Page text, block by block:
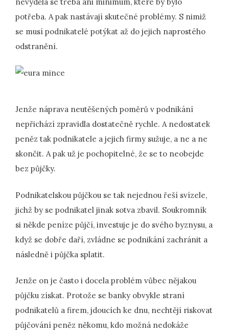
potřeba. A pak nastávají skutečné problémy. S nimiž
se musí podnikatelé potýkat až do jejich naprostého
odstranění.
Jenže náprava neutěšených poměrů v podnikání
nepřichází zpravidla dostatečně rychle. A nedostatek
peněz tak podnikatele a jejich firmy sužuje, a ne a ne
skončit. A pak už je pochopitelné, že se to neobejde
bez půjčky.
Podnikatelskou půjčkou se tak nejednou řeší svízele,
jichž by se podnikatel jinak sotva zbavil. Soukromník
si někde peníze půjčí, investuje je do svého byznysu, a
když se dobře daří, zvládne se podnikání zachránit a
následně i půjčka splatit.
Jenže on je často i docela problém vůbec nějakou
půjčku získat. Protože se banky obvykle straní
podnikatelů a firem, jdoucích ke dnu, nechtějí riskovat
půjčování peněz někomu, kdo možná nedokáže